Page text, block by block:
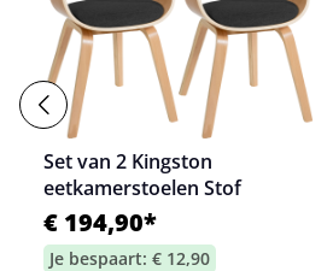
Set van 2 Kingston
eetkamerstoelen Stof
€ 194,90*
Je bespaart: € 12,90